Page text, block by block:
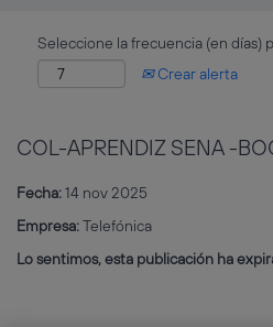
Seleccione la frecuencia (en días)
Crear alerta
COL-APRENDIZ SENA -
Fecha:14 nov 2025
Empresa:Telefónica
Lo sentimos, esta publicación ha